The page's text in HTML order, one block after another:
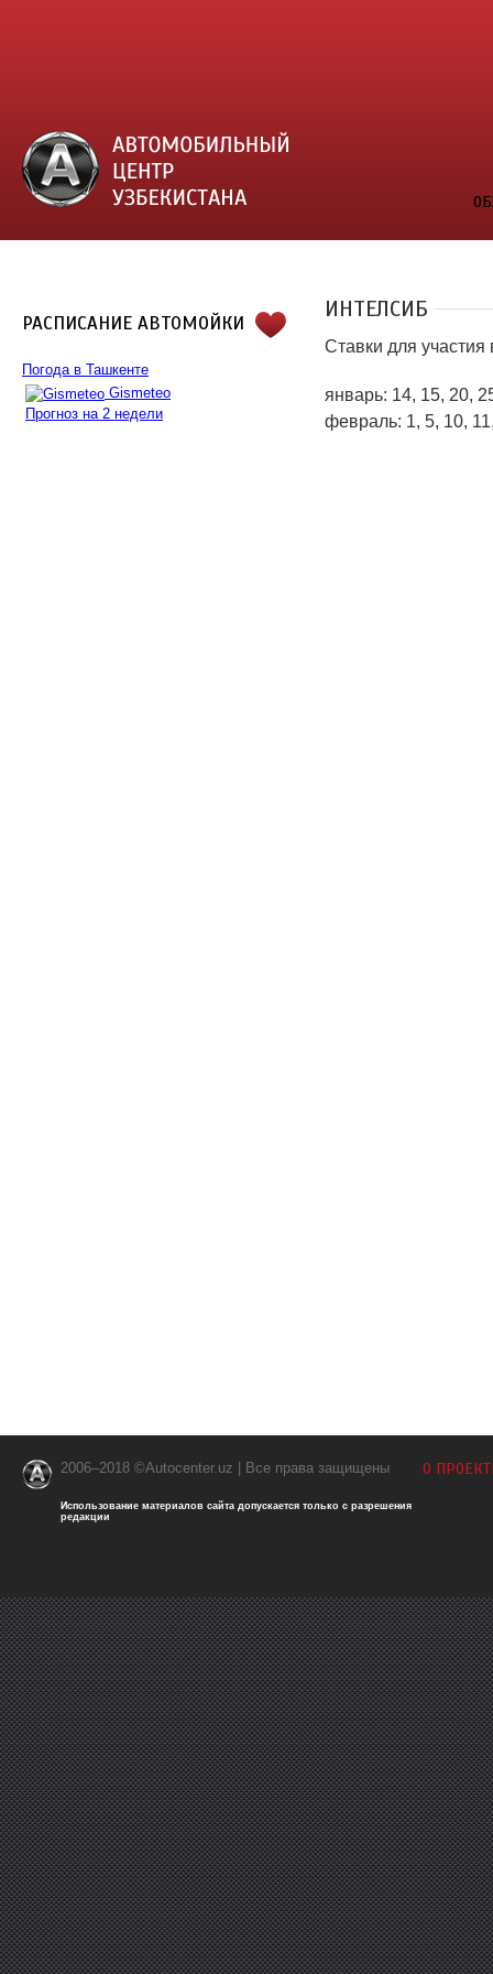
РАСПИСАНИЕ АВТОМОЙКИ
Погода в Ташкенте
Gismeteo
Прогноз на 2 недели
ИНТЕЛСИБ
Ставки для
январь: 14, 15, 20,
февраль: 1, 5, 10,
2006–2018 ©Autocenter.uz | Все права защищены
Использование материалов сайта допускается только с разрешения
редакции
О